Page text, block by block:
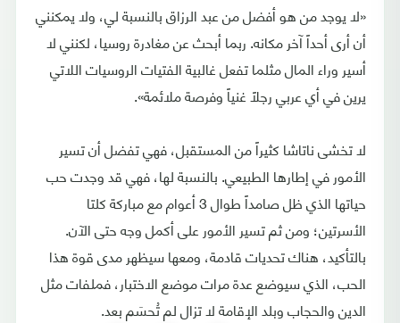
«لا يوجد من هو أفضل من عبد الرزاق بالنسبة لي، ولا يمكنني
أن أرى أحداً آخر مكانه. ربما أبحث عن مغادرة روسيا، لكنني لا
أسير وراء المال مثلما تفعل غالبية الفتيات الروسيات اللاتي
يرين في أي عربي رجلاً غنياً وفرصة ملائمة».
لا تخشى ناتاشا كثيراً من المستقبل، فهي تفضل أن تسير
الأمور في إطارها الطبيعي. بالنسبة لها، فهي قد وجدت حب
حياتها الذي ظل صامداً طوال 3 أعوام مع مباركة كلتا
الأسرتين؛ ومن ثم تسير الأمور على أكمل وجه حتى الآن.
بالتأكيد، هناك تحديات قادمة، ومعها سيظهر مدى قوة هذا
الحب، الذي سيوضع عدة مرات موضع الاختبار، فملفات مثل
الدين والحجاب وبلد الإقامة لا تزال لم تُحسَم بعد.